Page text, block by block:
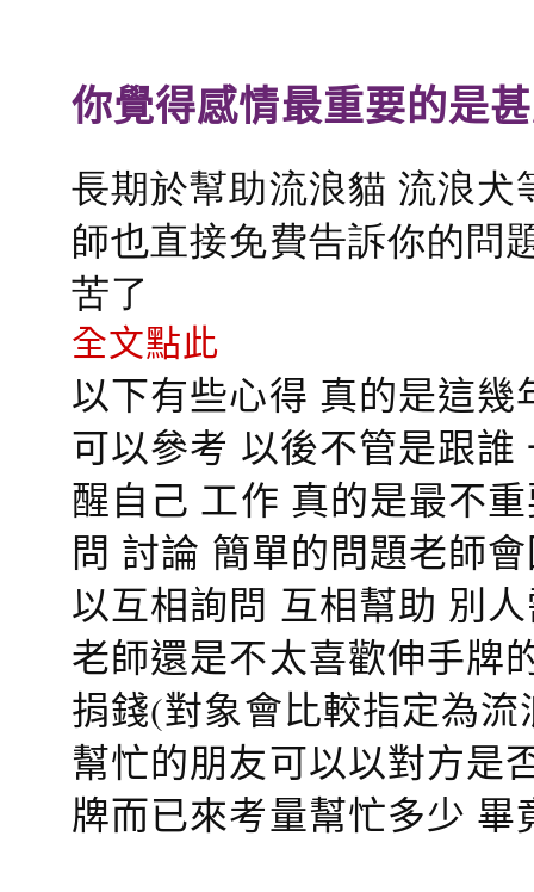
你覺得感情最重要的是
長期於幫助流浪貓 流浪
師也直接免費告訴你的問
苦了
全文點此
以下有些心得 真的是這
可以參考 以後不管是跟
醒自己 工作 真的是最不
問 討論 簡單的問題老師
以互相詢問 互相幫助 別
老師還是不太喜歡伸手牌
捐錢(對象會比較指定為
幫忙的朋友可以以對方是
牌而已來考量幫忙多少